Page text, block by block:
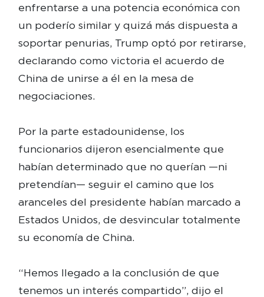
enfrentarse a una potencia económica con
un poderío similar y quizá más dispuesta a
soportar penurias, Trump optó por retirarse,
declarando como victoria el acuerdo de
China de unirse a él en la mesa de
negociaciones.
Por la parte estadounidense, los
funcionarios dijeron esencialmente que
habían determinado que no querían —ni
pretendían— seguir el camino que los
aranceles del presidente habían marcado a
Estados Unidos, de desvincular totalmente
su economía de China.
“Hemos llegado a la conclusión de que
tenemos un interés compartido”, dijo el